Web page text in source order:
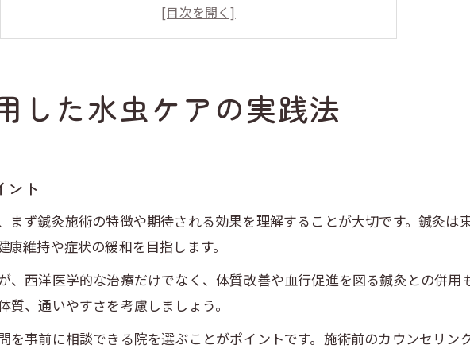
水虫に悩む方へ鍼灸活用の具体的な実践例
鍼灸施術による和泉市での水虫ケア体験談
鍼灸による水虫症状へのアプローチが注目される理由
鍼灸が水虫症状の緩和に役立つ根拠を解説
水虫に対する鍼灸施術のメリットと選び方
整骨院人気の理由と鍼灸ケアの関係性
水虫改善なら鍼灸と医療機関の比較が鍵に
和泉市の鍼灸整骨院と医療機関の違いを比較
した水虫ケアの実践法
ント
ず鍼灸施術の特徴や期待される効果を理解することが大切です。鍼灸は
維持や症状の緩和を目指します。
、西洋医学的な治療だけでなく、体質改善や血行促進を図る鍼灸との併用
、通いやすさを考慮しましょう。
を事前に相談できる院を選ぶことがポイントです。施術前のカウンセリン